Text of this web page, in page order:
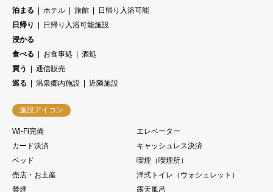
泊まる ホテル 旅館
日帰り入浴可能
日帰り
日帰り入浴可能施設
浸かる
食べる
お食事処
酒処
買う
通信販売
巡る
温泉郷内施設 近隣施設
施設アイコン
Wi-Fi完備
エレベーター
カード決済
キャッシュレス決済
ベッド
喫煙（喫煙所）
売店・お土産
洋式トイレ（ウォシュレット）
禁煙
露天風呂